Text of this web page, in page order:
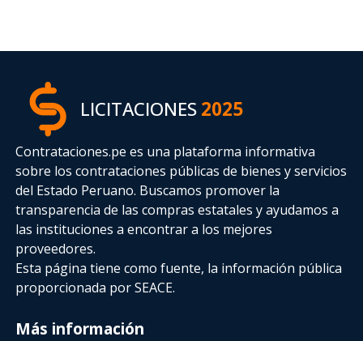
LICITACIONES2025
Contrataciones.pe es una plataforma informativa
sobre los contrataciones públicas de bienes y servicios
del Estado Peruano. Buscamos promover la
transparencia de las compras estatalesy ayudamos a
las instituciones a encontrar a los mejores
proveedores.
Esta página tiene como fuente, la información pública
proporcionada por SEACE.
Más información